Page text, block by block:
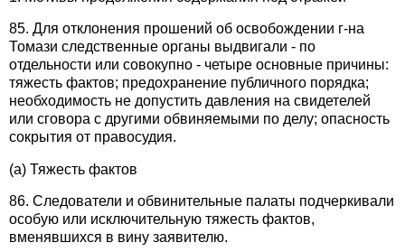
85. Для отклонения прошений об освобождении г-на
Томази следственные органы выдвигали - по
отдельности или совокупно - четыре основные причины:
тяжесть фактов; предохранение публичного порядка;
необходимость не допустить давления на свидетелей
или сговора с другими обвиняемыми по делу; опасность
сокрытия от правосудия.
(a) Тяжесть фактов
86. Следователи и обвинительные палаты подчеркивали
особую или исключительную тяжесть фактов,
вменявшихся в вину заявителю.